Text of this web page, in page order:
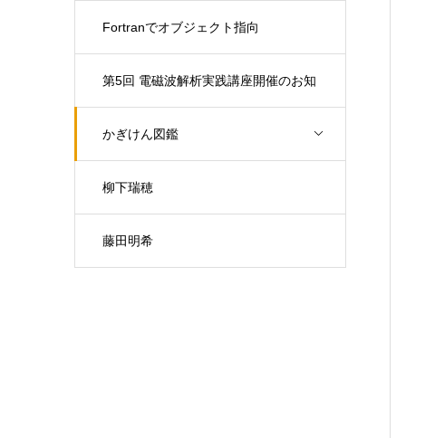
Fortranでオブジェクト指向
第5回 電磁波解析実践講座開催のお知
らせ（開催日：9月30日)
かぎけん図鑑
柳下瑞穂
藤田明希